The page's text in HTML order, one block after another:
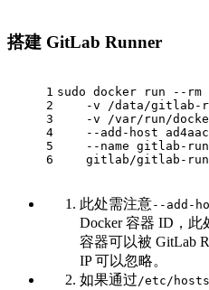
搭建 GitLab Runner
1
2
3
4
5
6
sudo docker run --
-v /data/gitlab-
-v /var/run/
--add-host
--name gitlab-
gitlab/gitlab-
此处需注意--add-
Docker 容器 ID，此
容器可以被 GitLab
IP 可以忽略。
如果通过/etc/hosts